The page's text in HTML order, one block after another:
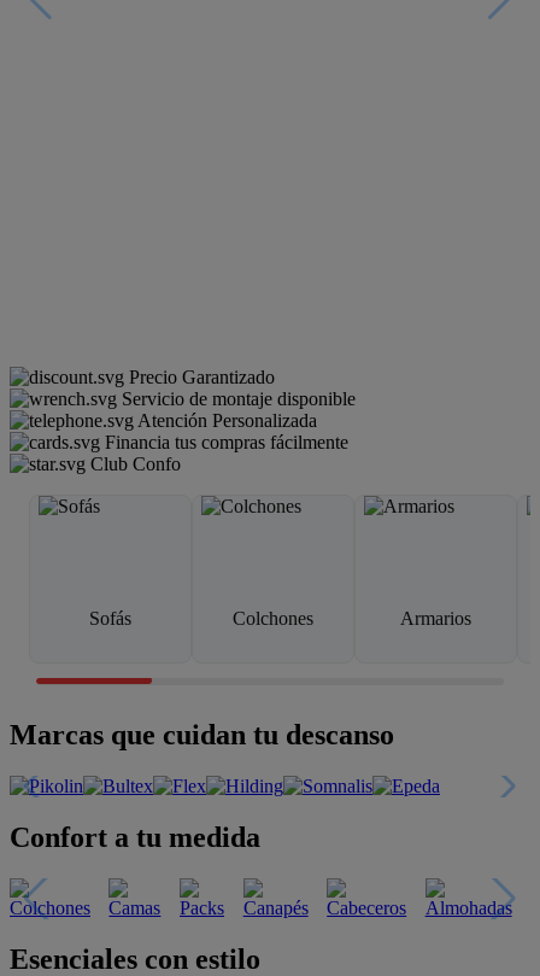
Precio Garantizado
Servicio de montaje disponible
Atención Personalizada
Financia tus compras fácilmente
Club Confo
Sofás Colchones Armarios
Marcas que cuidan tu descanso
Confort a tu medida
Esenciales con estilo